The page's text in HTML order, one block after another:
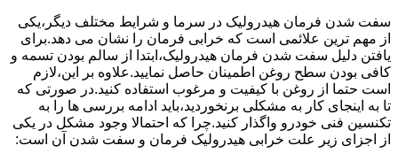
سفت شدن فرمان هیدرولیک در سرما و شرایط مختلف دیگر،یکی
از مهم ترین علائمی است که خرابی فرمان را نشان می دهد.برای
یافتن دلیل سفت شدن فرمان هیدرولیک،ابتدا از سالم بودن تسمه و
کافی بودن سطح روغن اطمینان حاصل نمایید.علاوه بر این،لازم
است حتما از روغن با کیفیت و مرغوب استفاده کنید.در صورتی که
تا به اینجای کار به مشکلی برنخوردید،باید ادامه بررسی ها را به
تکنسین فنی خودرو واگذار کنید.چرا که احتمالا وجود مشکل در یکی
از اجزای زیر علت خرابی هیدرولیک فرمان و سفت شدن آن است: